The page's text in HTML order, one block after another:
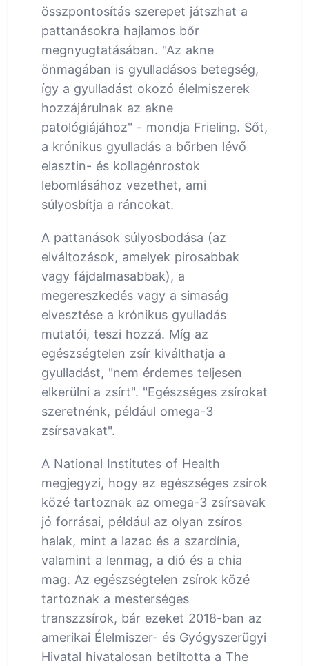
összpontosítás szerepet játszhat a
pattanásokra hajlamos bőr
megnyugtatásában. "Az akne
önmagában is gyulladásos betegség,
így a gyulladást okozó élelmiszerek
hozzájárulnak az akne
patológiájához" - mondja Frieling. Sőt,
a krónikus gyulladás a bőrben lévő
elasztin- és kollagénrostok
lebomlásához vezethet, ami
súlyosbítja a ráncokat.
A pattanások súlyosbodása (az
elváltozások, amelyek pirosabbak
vagy fájdalmasabbak), a
megereszkedés vagy a simaság
elvesztése a krónikus gyulladás
mutatói, teszi hozzá. Míg az
egészségtelen zsír kiválthatja a
gyulladást, "nem érdemes teljesen
elkerülni a zsírt". "Egészséges zsírokat
szeretnénk, például omega-3
zsírsavakat".
A National Institutes of Health
megjegyzi, hogy az egészséges zsírok
közé tartoznak az omega-3 zsírsavak
jó forrásai, például az olyan zsíros
halak, mint a lazac és a szardínia,
valamint a lenmag, a dió és a chia
mag. Az egészségtelen zsírok közé
tartoznak a mesterséges
transzzsírok, bár ezeket 2018-ban az
amerikai Élelmiszer- és Gyógyszerügyi
Hivatal hivatalosan betiltotta a The